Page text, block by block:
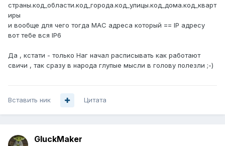
страны.код_области.код_города.код_улицы.код_дома.код_кварт
иры
и вообще для чего тогда MAC адреса который == IP адресу
вот тебе вся IP6
Да , кстати - только Наг начал расписывать как работают
свичи , так сразу в народа глупые мысли в голову полезли ;-)
Вставить ник Цитата
GluckMaker